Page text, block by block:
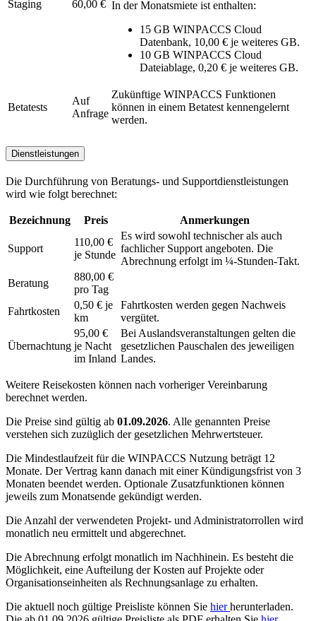
Staging 60,00 € In der Monatsmiete ist enthalten:
15 GB WINPACCS Cloud
Datenbank, 10,00 € je weiteres GB.
10 GB WINPACCS Cloud
Dateiablage, 0,20 € je weiteres GB.
Betatests
Auf
Anfrage
Zukünftige WINPACCS Funktionen
können in einem Betatest kennengelernt
werden.
Dienstleistungen
Die Durchführung von Beratungs- und Supportdienstleistungen
wird wie folgt berechnet:
Bezeichnung Preis Anmerkungen
Support
110,00 €
je Stunde
Es wird sowohl technischer als auch
fachlicher Support angeboten. Die
Abrechnung erfolgt im ¼-Stunden-Takt.
Beratung
880,00 €
pro Tag
Fahrtkosten
0,50 € je
km
Fahrtkosten werden gegen Nachweis
vergütet.
Übernachtung
95,00 €
je Nacht
im Inland
Bei Auslandsveranstaltungen gelten die
gesetzlichen Pauschalen des jeweiligen
Landes.
Weitere Reisekosten können nach vorheriger Vereinbarung
berechnet werden.
Die Preise sind gültig ab 01.09.2026. Alle genannten Preise
verstehen sich zuzüglich der gesetzlichen Mehrwertsteuer.
Die Mindestlaufzeit für die WINPACCS Nutzung beträgt 12
Monate. Der Vertrag kann danach mit einer Kündigungsfrist von 3
Monaten beendet werden. Optionale Zusatzfunktionen können
jeweils zum Monatsende gekündigt werden.
Die Anzahl der verwendeten Projekt- und Administratorrollen wird
monatlich neu ermittelt und abgerechnet.
Die Abrechnung erfolgt monatlich im Nachhinein. Es besteht die
Möglichkeit, eine Aufteilung der Kosten auf Projekte oder
Organisationseinheiten als Rechnungsanlage zu erhalten.
Die aktuell noch gültige Preisliste können Sie hierherunterladen.